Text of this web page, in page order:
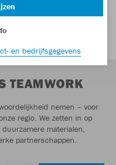
TEAMWORK
nemen – voor
regio. We zetten in op
materialen,
partnerschappen.
en bedrijfsgegevens